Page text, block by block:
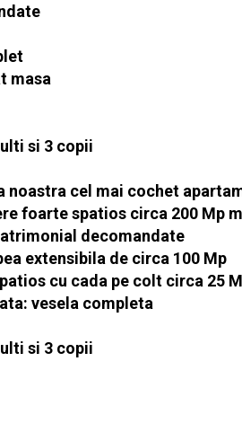
masa
si 3 copii
noastra cel mai cochet
foarte spatios circa 200 Mp
decomandate
extensibila de circa 100 Mp
cu cada pe colt circa 25
vesela completa
si 3 copii